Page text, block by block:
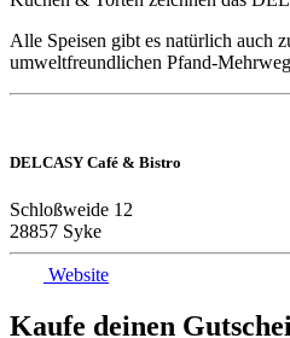
Alle Speisen gibt es natürlich auch
umweltfreundlichen Pfand-
DELCASY Café & Bistro
Schloßweide 12
28857 Syke
Website
Kaufe deinen